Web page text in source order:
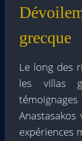
grecque
Le long des
les villas
expériences